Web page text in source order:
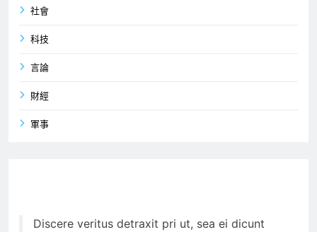
社會
科技
言論
財經
軍事
Discere veritus detraxit pri ut, sea ei dicunt